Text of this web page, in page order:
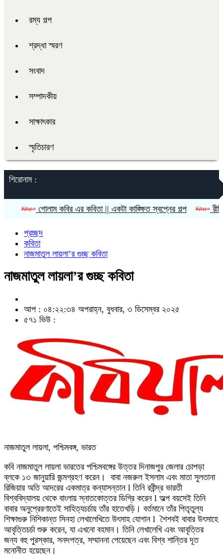
রম্য গল্প
শ্রদ্ধা স্মরণ
সংবাদ
সম্পাদকীয়
সাক্ষাৎকার
স্মৃতিচারণ
শিরোনাম :
গোলাম কবির এর কবিতা || একটা কাঙ্ক্ষিত স্বপ্নের গল্প রীতি চাকমা’র
প্রচ্ছদ
কবিতা
নাজমাতুল লায়লা’র গুচ্ছ কবিতা
নাজমাতুল লায়লা’র গুচ্ছ কবিতা
আপ : ০৪:২২:৩৪ অপরাহ্ন, বুধবার, ৩ ডিসেম্বর ২০২৫
৫৭১ ভিউ :
নাজমাতুল লায়লা, পশ্চিমবঙ্গ, ভারত
কবি নাজমাতুল লায়লা ভারতের পশ্চিমবঙ্গের উত্তর দিনাজপুর জেলার চোপড়া
ব্লকে ১৩ জানুয়ারি জন্মগ্রহণ করেন। বাবা নজরুল ইসলাম এবং মাতা সুলতানা
রিজিয়ার অতি আদরের একমাত্র কন্যাসন্তান l তিনি রবীন্দ্র ভারতী
বিশ্ববিদ্যালয় থেকে বাংলায় স্নাতকোত্তর ডিগ্রি করেন l অল্প বয়সেই তিনি
বাবার অনুপ্রেরণাতেই সাহিত্যচৰ্চায় তাঁর হাতেখড়ি। বর্তমানে তাঁর পিতৃতুল্য
শিক্ষাগুরু নিশিকান্ত সিনহা লেখালেখিতে উৎসাহ যোগান l শৈশবই বাবার উৎসাহে
আবৃত্তিচর্চা শুরু করেন, যা এখনো বহমান। তিনি লেখালেখি এবং আবৃত্তির
জন্য বহু পুরস্কার, সনদপত্র, সম্মাননা পেয়েছেন এবং বিশ্ব শান্তির দূত
মনোনীত হয়েছেন।